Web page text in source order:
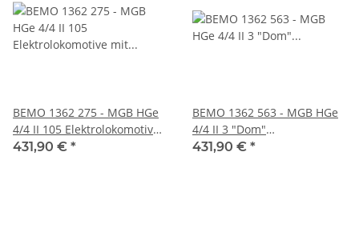
BEMO 1362 275 - MGB HGe
4/4 II 105 Elektrolokomotive
mit Zahnradantrieb, rot
431,90 € *
BEMO 1362 563 - MGB HGe
4/4 II 3 "Dom"
Elektrolokomotive mit
431,90 € *